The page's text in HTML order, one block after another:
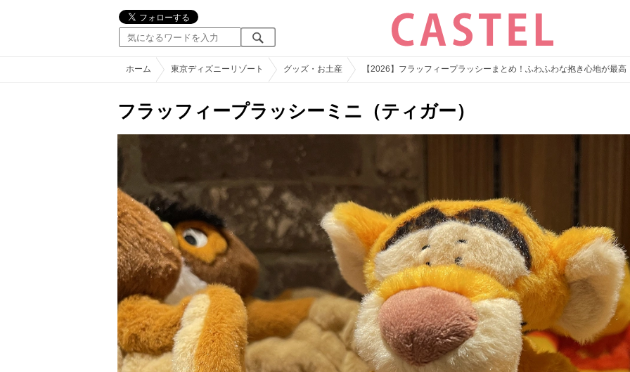
ホーム 東京ディズニーリゾート グッズ・お土産 【2026】フラッフィープラッシーまとめ！ふわふわな抱き心地が最高
フラッフィープラッシーミニ（ティガー）